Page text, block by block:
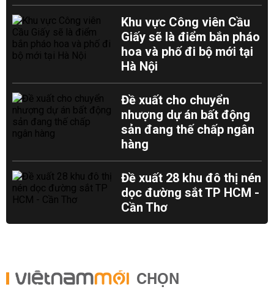
Khu vực Công viên Cầu
Giấy sẽ là điểm bắn pháo
hoa và phố đi bộ mới tại
Hà Nội
Đề xuất cho chuyển
nhượng dự án bất động
sản đang thế chấp ngân
hàng
Đề xuất 28 khu đô thị nén
dọc đường sắt TP HCM -
Cần Thơ
CHỌN